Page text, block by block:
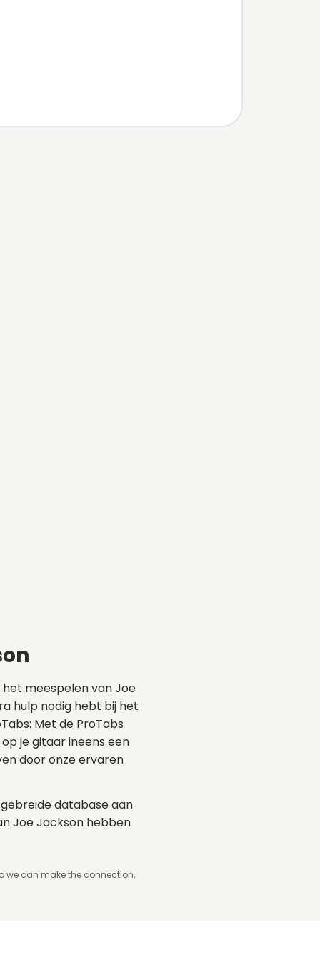
meespelen van Joe
hulp nodig hebt bij het
Met de ProTabs
je gitaar ineens een
door onze ervaren
database aan
Joe Jackson hebben
we can make the connection,